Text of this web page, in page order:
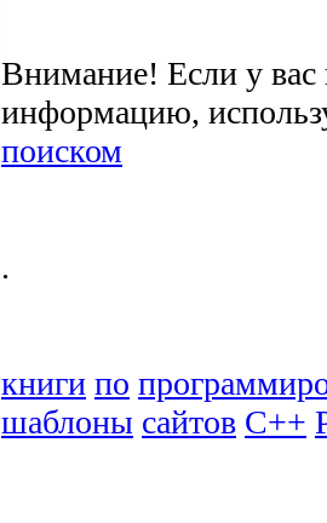
Внимание! Если у
информацию,
поиском
.
книги по
шаблоны сайтов C++